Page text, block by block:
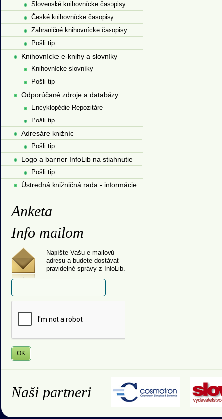
Slovenské knihovnícke časopisy
České knihovnícke časopisy
Zahraničné knihovnícke časopisy
Pošli tip
Knihovnícke e-knihy a slovníky
Knihovnícke slovníky
Pošli tip
Odporúčané zdroje a databázy
Encyklopédie Repozitáre
Pošli tip
Adresáre knižníc
Pošli tip
Logo a banner InfoLib na stiahnutie
Pošli tip
Ústredná knižničná rada - informácie
Anketa
Info mailom
Napíšte Vašu e-mailovú
adresu a budete dostávať
pravidelné správy z InfoLib.
Naši partneri